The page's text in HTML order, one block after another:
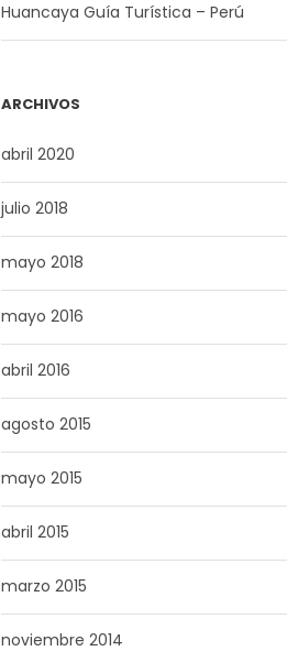
Huancaya Guía Turística – Perú
ARCHIVOS
abril 2020
julio 2018
mayo 2018
mayo 2016
abril 2016
agosto 2015
mayo 2015
abril 2015
marzo 2015
noviembre 2014